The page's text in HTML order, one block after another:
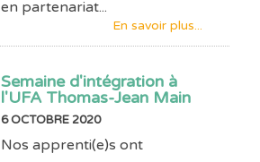
en partenariat...
En savoir plus...
Semaine d'intégration à
l'UFA Thomas-Jean Main
6 OCTOBRE 2020
Nos apprenti(e)s ont